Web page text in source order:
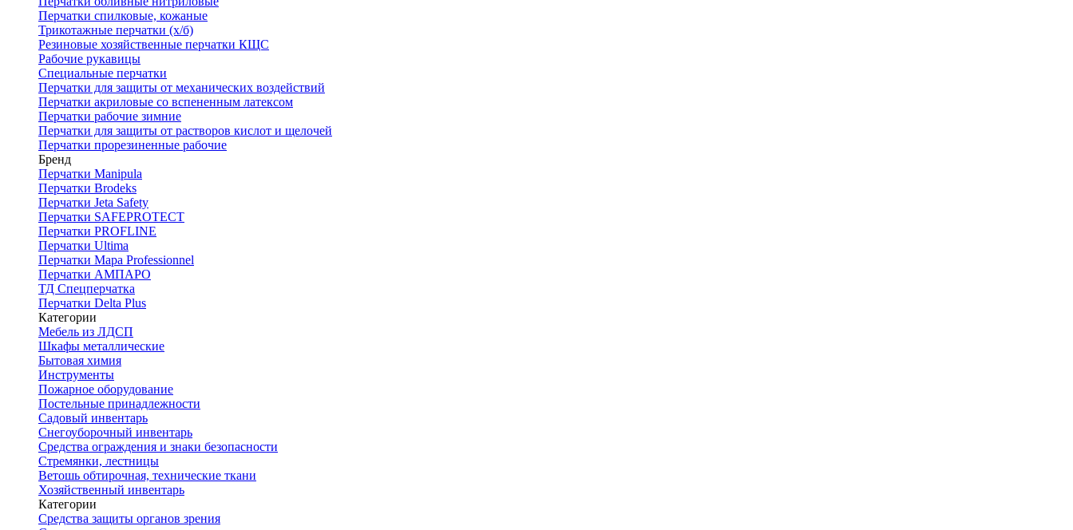
Перчатки спилковые, кожаные
Трикотажные перчатки (х/б)
Резиновые хозяйственные перчатки КЩС
Рабочие рукавицы
Специальные перчатки
Перчатки для защиты от механических воздействий
Перчатки акриловые со вспененным латексом
Перчатки рабочие зимние
Перчатки для защиты от растворов кислот и щелочей
Перчатки прорезиненные рабочие
Бренд
Перчатки Manipula
Перчатки Brodeks
Перчатки Jeta Safety
Перчатки SAFEPROTECT
Перчатки PROFLINE
Перчатки Ultima
Перчатки Мара Professionnel
Перчатки АМПАРО
ТД Спецперчатка
Перчатки Delta Plus
Категории
Мебель из ЛДСП
Шкафы металлические
Бытовая химия
Инструменты
Пожарное оборудование
Постельные принадлежности
Садовый инвентарь
Снегоуборочный инвентарь
Средства ограждения и знаки безопасности
Стремянки, лестницы
Ветошь обтирочная, технические ткани
Хозяйственный инвентарь
Категории
Средства защиты органов зрения